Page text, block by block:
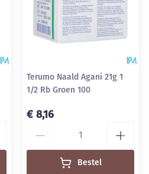
Terumo Naald Agani 21g 1
1/2 Rb Groen 100
€ 8,16
Bestel